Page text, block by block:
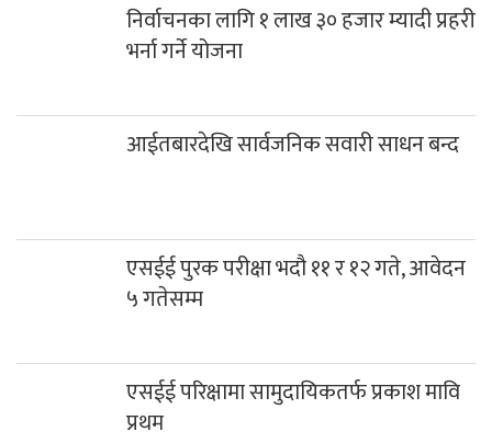
निर्वाचनका लागि १ लाख ३० हजार म्यादी प्रहरी
भर्ना गर्ने योजना
आईतबारदेखि सार्वजनिक सवारी साधन बन्द
एसईई पुरक परीक्षा भदौ ११ र १२ गते, आवेदन
५ गतेसम्म
एसईई परिक्षामा सामुदायिकतर्फ प्रकाश मावि
प्रथम